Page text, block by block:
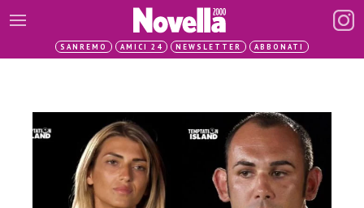
SANREMO AMICI 24 NEWSLETTER ABBONATI